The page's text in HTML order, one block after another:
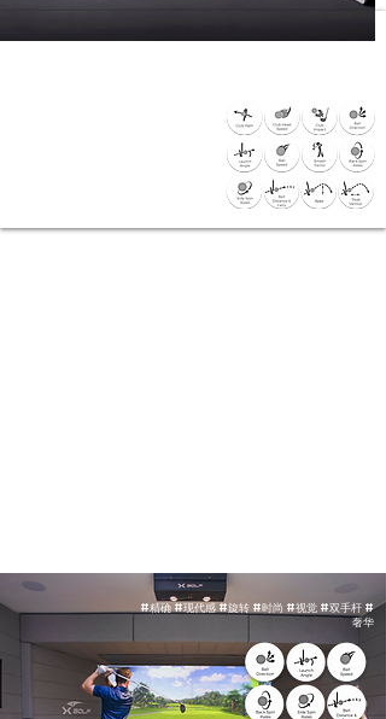
#精确 #现代感 #旋转 #时尚 #视觉 #双手杆 #
奢华